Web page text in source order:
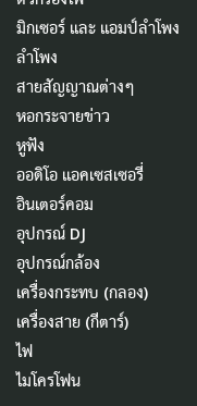
มิกเซอร์ และ แอมป์ลำโพง
ลำโพง
สายสัญญาณต่างๆ
หอกระจายข่าว
หูฟัง
ออดิโอ แอคเซสเซอรี่
อินเตอร์คอม
อุปกรณ์ DJ
อุปกรณ์กล้อง
เครื่องกระทบ (กลอง)
เครื่องสาย (กีตาร์)
ไฟ
ไมโครโฟน